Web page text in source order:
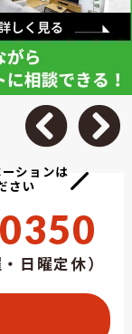
ションは
さい
日曜定休）